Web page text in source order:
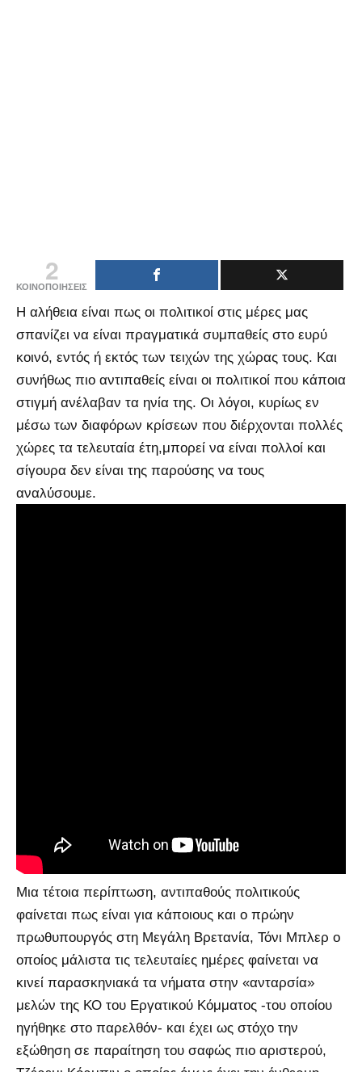
2
ΚΟΙΝΟΠΟΙΗΣΕΙΣ
Η αλήθεια είναι πως οι πολιτικοί στις μέρες μας
σπανίζει να είναι πραγματικά συμπαθείς στο ευρύ
κοινό, εντός ή εκτός των τειχών της χώρας τους. Και
συνήθως πιο αντιπαθείς είναι οι πολιτικοί που κάποια
στιγμή ανέλαβαν τα ηνία της. Οι λόγοι, κυρίως εν
μέσω των διαφόρων κρίσεων που διέρχονται πολλές
χώρες τα τελευταία έτη,μπορεί να είναι πολλοί και
σίγουρα δεν είναι της παρούσης να τους
αναλύσουμε.
Μια τέτοια περίπτωση, αντιπαθούς πολιτικούς
φαίνεται πως είναι για κάποιους και ο πρώην
πρωθυπουργός στη Μεγάλη Βρετανία, Τόνι Μπλερ ο
οποίος μάλιστα τις τελευταίες ημέρες φαίνεται να
κινεί παρασκηνιακά τα νήματα στην «ανταρσία»
μελών της ΚΟ του Εργατικού Κόμματος -του οποίου
ηγήθηκε στο παρελθόν- και έχει ως στόχο την
εξώθηση σε παραίτηση του σαφώς πιο αριστερού,